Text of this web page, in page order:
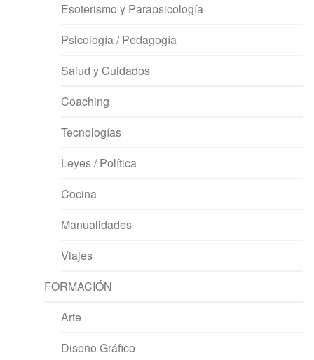
Esoterismo y Parapsicología
Psicología / Pedagogía
Salud y Cuidados
Coaching
Tecnologías
Leyes / Política
Cocina
Manualidades
Viajes
FORMACIÓN
Arte
Diseño Gráfico